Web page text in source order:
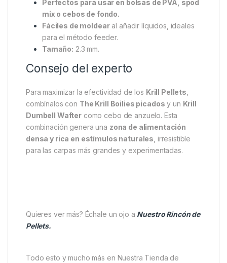
Perfectos para usar en bolsas de PVA, spod
mix o cebos de fondo.
Fáciles de moldearal añadir líquidos, ideales
para el método feeder.
Tamaño: 2.3 mm.
Consejo del experto
Para maximizar la efectividad de los Krill Pellets
combínalos con The Krill Boilies picados y un Krill
Dumbell Wafter como cebo de anzuelo. Esta
combinación genera una zona de alimentación
densa y rica en estímulos naturales , irresistible
para las carpas más grandes y experimentadas.
Quieres ver más? Échale un ojo a Nuestro Rincón de
Pellets.
Todo esto y mucho más en Nuestra Tienda de